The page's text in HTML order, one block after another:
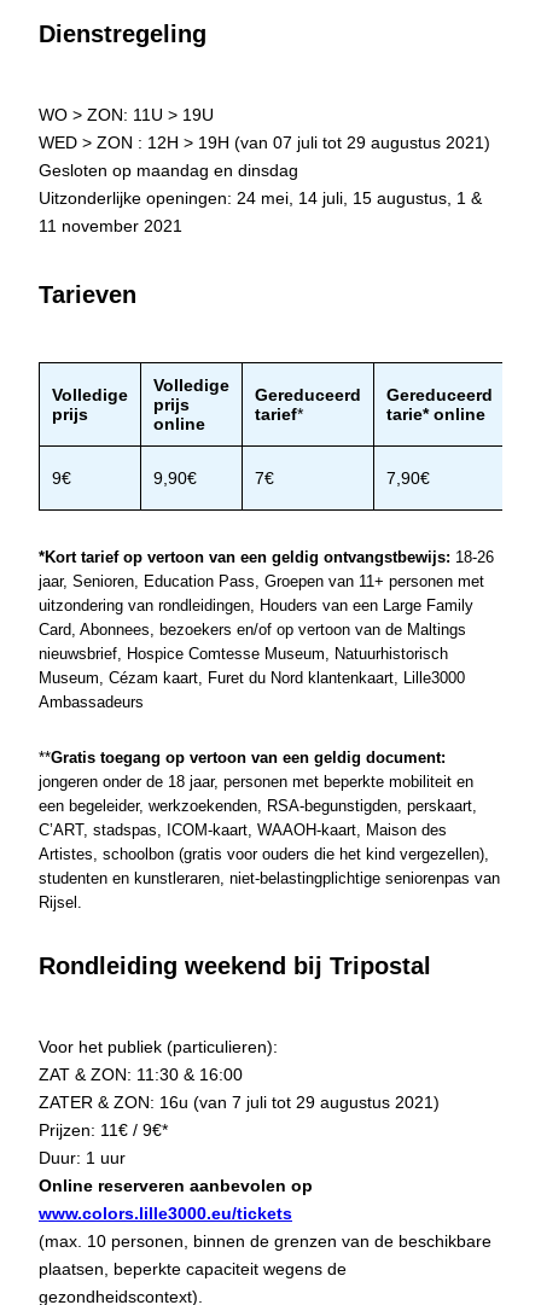
Dienstregeling
WO > ZON: 11U > 19U
WED > ZON : 12H > 19H (van 07 juli tot 29 augustus 2021)
Gesloten op maandag en dinsdag
Uitzonderlijke openingen: 24 mei, 14 juli, 15 augustus, 1 &
11 november 2021
Tarieven
Volledige
prijs
Volledige
prijs
online
Gereduceerd
tarief*
Gereduceerd
tarie* online
9€ 9,90€ 7€ 7,90€
*Kort tarief op vertoon van een geldig ontvangstbewijs: 18-26
jaar, Senioren, Education Pass, Groepen van 11+ personen met
uitzondering van rondleidingen, Houders van een Large Family
Card, Abonnees, bezoekers en/of op vertoon van de Maltings
nieuwsbrief, Hospice Comtesse Museum, Natuurhistorisch
Museum, Cézam kaart, Furet du Nord klantenkaart, Lille3000
Ambassadeurs
**Gratis toegang op vertoon van een geldig document:
jongeren onder de 18 jaar, personen met beperkte mobiliteit en
een begeleider, werkzoekenden, RSA-begunstigden, perskaart,
C’ART, stadspas, ICOM-kaart, WAAOH-kaart, Maison des
Artistes, schoolbon (gratis voor ouders die het kind vergezellen),
studenten en kunstleraren, niet-belastingplichtige seniorenpas van
Rijsel.
Rondleiding weekend bij Tripostal
Voor het publiek (particulieren):
ZAT & ZON: 11:30 & 16:00
ZATER & ZON: 16u (van 7 juli tot 29 augustus 2021)
Prijzen: 11€ / 9€*
Duur: 1 uur
Online reserveren aanbevolen op
www.colors.lille3000.eu/tickets
(max. 10 personen, binnen de grenzen van de beschikbare
plaatsen, beperkte capaciteit wegens de
gezondheidscontext).